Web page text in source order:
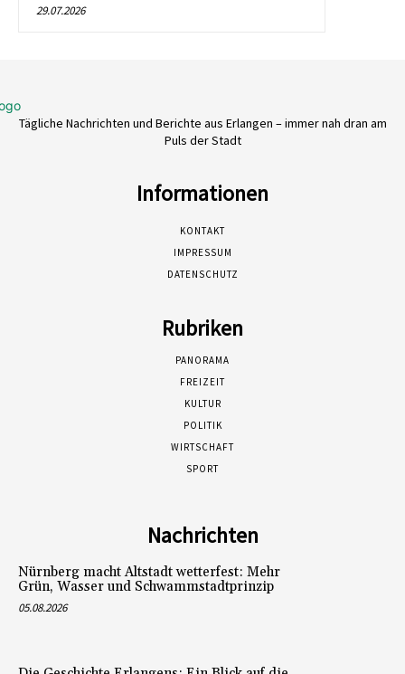
29.07.2026
Tägliche Nachrichten und Berichte aus Erlangen – immer nah dran am
Puls der Stadt
Informationen
KONTAKT
IMPRESSUM
DATENSCHUTZ
Rubriken
PANORAMA
FREIZEIT
KULTUR
POLITIK
WIRTSCHAFT
SPORT
Nachrichten
Nürnberg macht Altstadt wetterfest: Mehr
Grün, Wasser und Schwammstadtprinzip
05.08.2026